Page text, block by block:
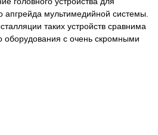
апгрейда мультимедийной системы.
таких устройств сравнима
оборудования с очень скромными